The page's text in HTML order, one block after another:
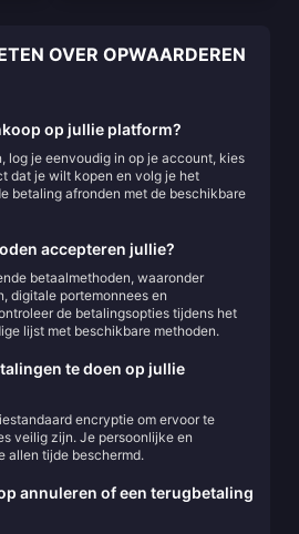
OVER OPWAARDEREN
op jullie platform?
log je eenvoudig in op je account, kies
dat je wilt kopen en volg je het
betaling afronden met de beschikbare
accepteren jullie?
betaalmethoden, waaronder
digitale portemonnees en
de betalingsopties tijdens het
lijst met beschikbare methoden.
te doen op jullie
encryptie om ervoor te
veilig zijn. Je persoonlijke en
allen tijde beschermd.
annuleren of een terugbetaling